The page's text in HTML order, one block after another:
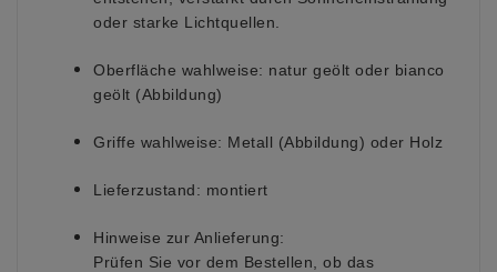
oder starke Lichtquellen.
Oberfläche wahlweise: natur geölt oder bianco
geölt (Abbildung)
Griffe wahlweise: Metall (Abbildung) oder Holz
Lieferzustand: montiert
Hinweise zur Anlieferung:
Prüfen Sie vor dem Bestellen, ob das